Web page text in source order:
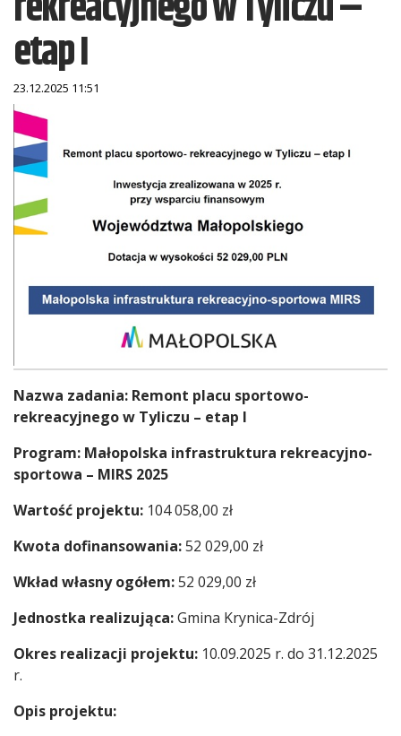
etap I
23.12.2025 11:51
Treść
Nazwa zadania: Remont placu sportowo-
rekreacyjnego w Tyliczu – etap I
Program: Małopolska infrastruktura rekreacyjno-
sportowa – MIRS 2025
Wartość projektu: 104 058,00 zł
Kwota dofinansowania:52 029,00 zł
Wkład własny ogółem:52 029,00 zł
Jednostka realizująca:Gmina Krynica-Zdrój
Okres realizacji projektu: 10.09.2025 r. do 31.12.2025
r.
Opis projektu: